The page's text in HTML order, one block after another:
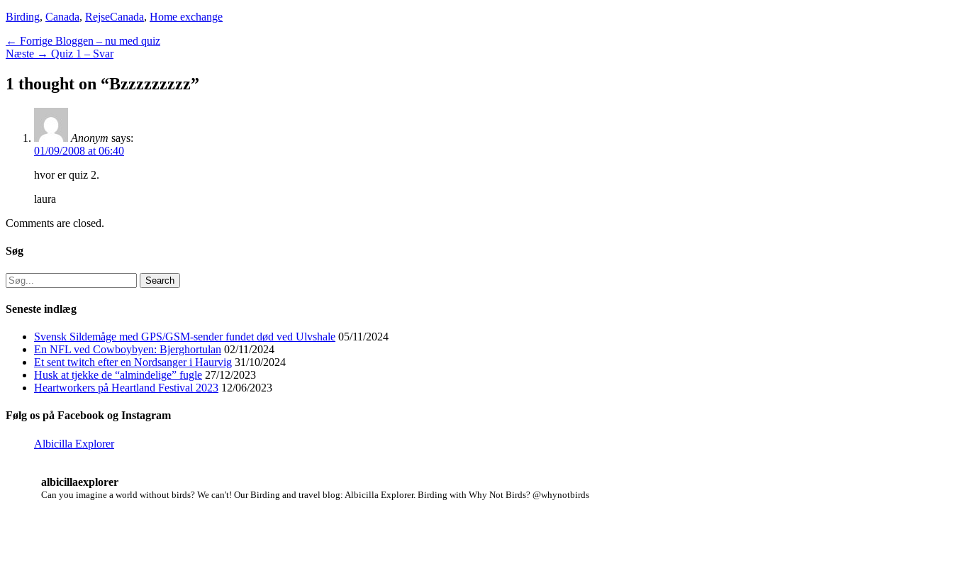
Categories
Birding, Canada, RejseTags
Canada, Home exchange
Indlægsnavigation
← Forrige Previous
post:
Bloggen – nu med quiz
Næste → Next
Quiz 1 – Svar
1 thought on “Bzzzzzzzzz”
Anonym says:
01/09/2008 at 06:40
hvor er quiz 2.
laura
Comments are closed.
Søg
Search
for:
Seneste indlæg
Svensk Sildemåge med GPS/GSM-sender fundet død ved Ulvshale 05/11/2024
En NFL ved Cowboybyen: Bjerghortulan 02/11/2024
Et sent twitch efter en Nordsanger i Haurvig 31/10/2024
Husk at tjekke de “almindelige” fugle 27/12/2023
Heartworkers på Heartland Festival 2023 12/06/2023
Følg os på Facebook og Instagram
Albicilla Explorer
albicillaexplorer
Can you imagine a world without birds? We can't! Our Birding and travel blog: Albicilla Explorer. Birding with Why Not Birds? @whynotbirds